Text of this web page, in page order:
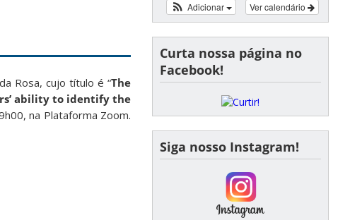
Rosa, cujo título é “The
ability to identify the
na Plataforma Zoom.
Ver calendário
Adicionar
Curta nossa página no
Facebook!
Siga nosso Instagram!